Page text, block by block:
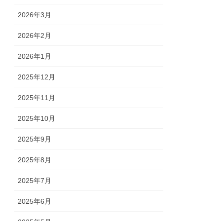
2026年3月
2026年2月
2026年1月
2025年12月
2025年11月
2025年10月
2025年9月
2025年8月
2025年7月
2025年6月